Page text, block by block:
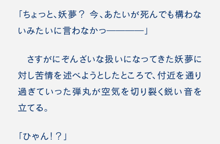
「ちょっと、妖夢？ 今、あたいが死んでも構わな
いみたいに言わなかっ――――」
さすがにぞんざいな扱いになってきた妖夢に
対し苦情を述べようとしたところで、付近を通り
過ぎていった弾丸が空気を切り裂く鋭い音を
立てる。
「ひゃん！？」